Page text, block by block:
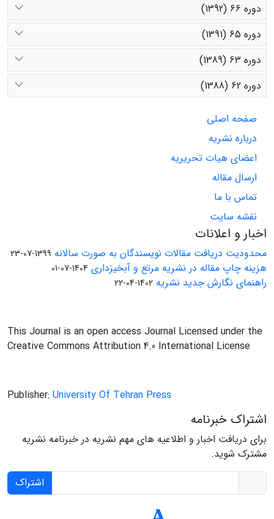
دوره 66 (1392)
دوره 65 (1391)
دوره 63 (1389)
دوره 62 (1388)
صفحه اصلی
درباره نشریه
اعضای هیات تحریریه
ارسال مقاله
تماس با ما
نقشه سایت
اخبار و اعلانات
محدودیت دریافت مقالات نویسندگان به صورت سالانه 1399-07-23
هزینه چاپ مقاله در نشریه مرتع و آبخیزداری 1404-07-01
راهنمای نگارش جدید نشریه 1402-04-22
This Journal is an open access Journal Licensed under the
Creative Commons Attribution 4.0 International License
Publisher: University Of Tehran Press
اشتراک خبرنامه
برای دریافت اخبار و اطلاعیه های مهم نشریه در خبرنامه نشریه
مشترک شوید.
اشتراک